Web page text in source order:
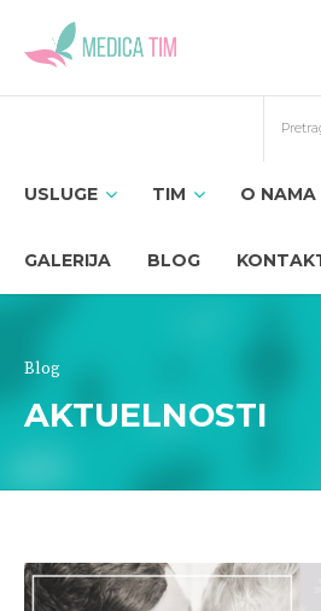
USLUGE TIM O NAMA
GALERIJA BLOG
Blog
AKTUELNOSTI